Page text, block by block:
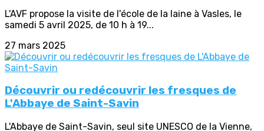
L'AVF propose la visite de l'école de la laine à Vasles, le
samedi 5 avril 2025, de 10 h à 19...
27 mars 2025
Découvrir ou redécouvrir les fresques de
L'Abbaye de Saint-Savin
L'Abbaye de Saint-Savin, seul site UNESCO de la Vienne,